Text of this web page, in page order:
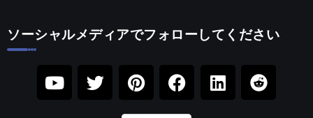
ソーシャルメディアでフォローしてください